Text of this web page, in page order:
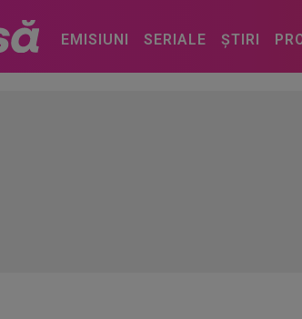
EMISIUNI SERIALE ȘTIRI